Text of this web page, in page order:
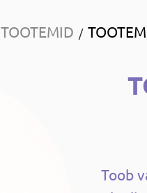
TOOTEMID /
Toob